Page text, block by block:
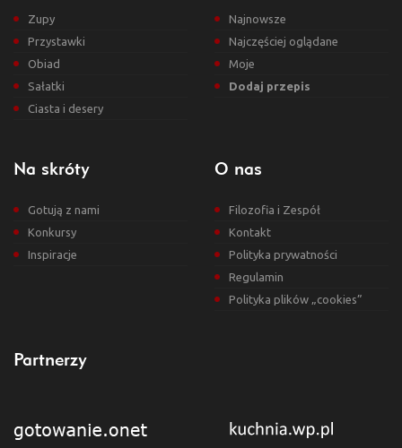
Zupy
Przystawki
Obiad
Sałatki
Ciasta i desery
Najnowsze
Najczęściej oglądane
Moje
Dodaj przepis
Na skróty
Gotują z nami
Konkursy
Inspiracje
O nas
Filozofia i Zespół
Kontakt
Polityka prywatności
Regulamin
Polityka plików „cookies”
Partnerzy